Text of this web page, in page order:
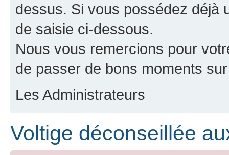
dessus. Si vous possédez déjà
de saisie ci-dessous.
Nous vous remercions pour
de passer de bons moments
Les Administrateurs
Voltige déconseillée